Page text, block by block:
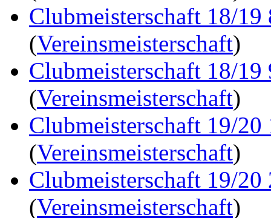
Clubmeisterschaft 18/19
(Vereinsmeisterschaft)
Clubmeisterschaft 18/19
(Vereinsmeisterschaft)
Clubmeisterschaft 19/20
(Vereinsmeisterschaft)
Clubmeisterschaft 19/20
(Vereinsmeisterschaft)